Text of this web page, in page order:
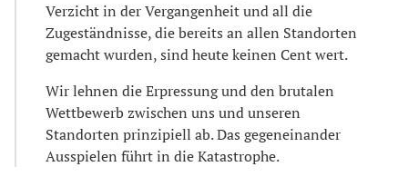
Verzicht in der Vergangenheit und all die
Zugeständnisse, die bereits an allen Standorten
gemacht wurden, sind heute keinen Cent wert.
Wir lehnen die Erpressung und den brutalen
Wettbewerb zwischen uns und unseren
Standorten prinzipiell ab. Das gegeneinander
Ausspielen führt in die Katastrophe.